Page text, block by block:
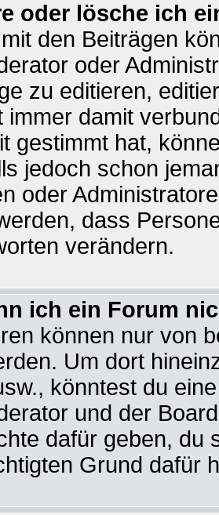
oder lösche ich
den Beiträgen
oder
zu editieren,
immer damit
gestimmt hat,
jedoch schon
oder
dass
verändern.
ich ein Forum
können nur von
Um dort
könntest du
und der
dafür geben, du
Grund dafür